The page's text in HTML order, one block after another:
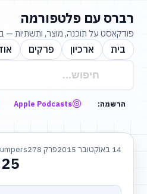
רברס עם פלטפורמה
פודקאסט על תוכנה, מוצר, ותשתיות —
בית ארכיון פרקים
הרשמה: Apple Podcasts
14 באוקטובר 2015 פרק 278